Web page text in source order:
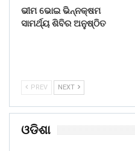
ଭୀମ ଭୋଇ ଭିନ୍ନକ୍ଷମ
ସାମର୍ଥ୍ୟ ଶିବିର ଅନୁଷ୍ଠିତ
PREV NEXT
ଓଡିଶା